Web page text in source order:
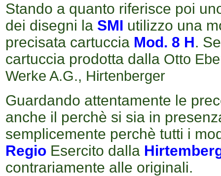
Stando a quanto riferisce poi
dei disegni la SMI utilizzo una
precisata cartuccia Mod. 8 H.
cartuccia prodotta dalla Otto
Werke A.G., Hirtenberger
Guardando attentamente le
anche il perchè si sia in
semplicemente perchè tutti i
Regio Esercito dalla
contrariamente alle originali.